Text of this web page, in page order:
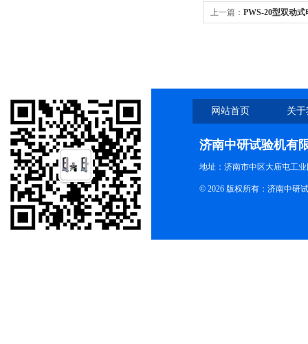
上一篇： PWS-20型双动
网站首页 关
济南中研试验机有
地址：济南市中区大庙屯工
© 2026 版权所有：济南中研